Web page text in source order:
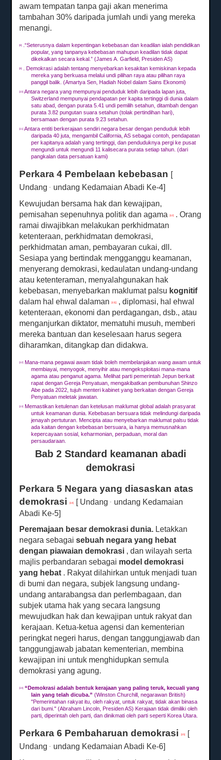
awam tempatan tanpa gaji akan menerima
tambahan 30% daripada jumlah undi yang mereka
menangi.
[8]
.“Seterusnya dalam kepentingan kebebasan dan keadilan ialah pendidikan
popular, yang tanpanya kebebasan mahupun keadilan tidak dapat
dikekalkan secara kekal.”(James A. Garfield, Presiden AS)
[9] .Demokrasi adalah tentang menyebarkan kesakitan kemiskinan kepada
mereka yang berkuasa melalui undi pilihan raya atau pilihan raya
panggil balik.(Amartya Sen, Hadiah Nobel dalam Sains Ekonomi)
[10] Antara negara yang mempunyai penduduk lebih daripada lapan juta,
Switzerland mempunyai pendapatan per kapita tertinggi di dunia dalam
satu abad, dengan purata 5.41 undi pemilih setahun, ditambah dengan
purata 3.82 pungutan suara setahun (tolak pertindihan hari),
bersamaan dengan purata 9.23 setahun.
[11]
Antara entiti berkerajaan sendiri negara besar dengan penduduk lebih
daripada 40 juta, mengambil California, AS sebagai contoh, pendapatan
per kapitanya adalah yang tertinggi, dan penduduknya pergi ke pusat
mengundi untuk mengundi 11 kalisecara purata setiap tahun.(dari
pangkalan data persatuan kami)
Perkara 4 Pembelaan kebebasan [
Undang-
undang Kedamaian Abadi Ke-4]
Kewujudan bersama hak dan kewajipan,
pemisahan sepenuhnya politik dan agama[12] .Orang
ramai diwajibkan melakukan perkhidmatan
ketenteraan, perkhidmatan demokrasi,
perkhidmatan aman, pembayaran cukai, dll.
Sesiapa yang bertindak mengganggu keamanan,
menyerang demokrasi, kedaulatan undang-undang
atau ketenteraman, menyalahgunakan hak
kebebasan, menyebarkan maklumat palsu kognitif
dalam hal ehwal dalaman[13] ]
, diplomasi, hal ehwal
ketenteraan, ekonomi dan perdagangan, dsb., atau
menganjurkan diktator, mematuhi musuh, memberi
mereka bantuan dan keselesaan harus segera
diharamkan, ditangkap dan didakwa.
[12]
Mana-mana pegawai awam tidak boleh membelanjakan wang awam untuk
membiayai, menyogok, menyihir atau mengeksploitasi mana-mana
agama atau penganut agama.Melihat parti pemerintah Jepun berkait
rapat dengan Gereja Penyatuan, mengakibatkan pembunuhan Shinzo
Abe pada 2022, tujuh menteri kabinet yang berkaitan dengan Gereja
Penyatuan meletak jawatan.
[13]
Memastikan ketulenan dan ketelusan maklumat global adalah prasyarat
untuk keamanan dunia.Kebebasan bersuara tidak melindungi daripada
jenayah pertuturan.Mencipta atau menyebarkan maklumat palsu tidak
ada kaitan dengan kebebasan bersuara, ia hanya memusnahkan
kepercayaan sosial, keharmonian, perpaduan, moral dan
persaudaraan.
Bab 2 Standard keamanan abadi
demokrasi
Perkara 5 Negara yang diasaskan atas
demokrasi[14] [ Undang-
undang Kedamaian
Abadi Ke-5]
Peremajaan besar demokrasi dunia. Letakkan
negara sebagaisebuah negara yang hebat
dengan piawaian demokrasi , dan wilayah serta
majlis perbandaran sebagai model demokrasi
yang hebat . Rakyat dilahirkan untuk menjadi tuan
di bumi dan negara, subjek langsung undang-
undang antarabangsa dan perlembagaan, dan
subjek utama hak yang secara langsung
mewujudkan hak dan kewajipan untuk rakyat dan
kerajaan. Ketua-ketua agensi dan kementerian
peringkat negeri harus, dengan tanggungjawab dan
tanggungjawab jabatan kementerian, membina
kewajipan ini untuk menghidupkan semula
demokrasi yang agung.
[14] “Demokrasi adalah bentuk kerajaan yang paling teruk, kecuali yang
lain yang telah dicuba.”(Winston Churchill, negarawan British)
"Pemerintahan rakyat itu, oleh rakyat, untuk rakyat, tidak akan binasa
dari bumi."(Abraham Lincoln, Presiden AS) Kerajaan tidak dimiliki oleh
parti, diperintah oleh parti, dan dinikmati oleh parti seperti Korea Utara.
Perkara 6 Pembaharuan demokrasi[15]
[
Undang-
undang Kedamaian Abadi Ke-6]